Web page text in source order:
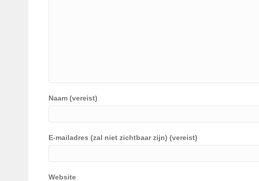
Naam (vereist)
E-mailadres (zal niet zichtbaar zijn) (vereist)
Website